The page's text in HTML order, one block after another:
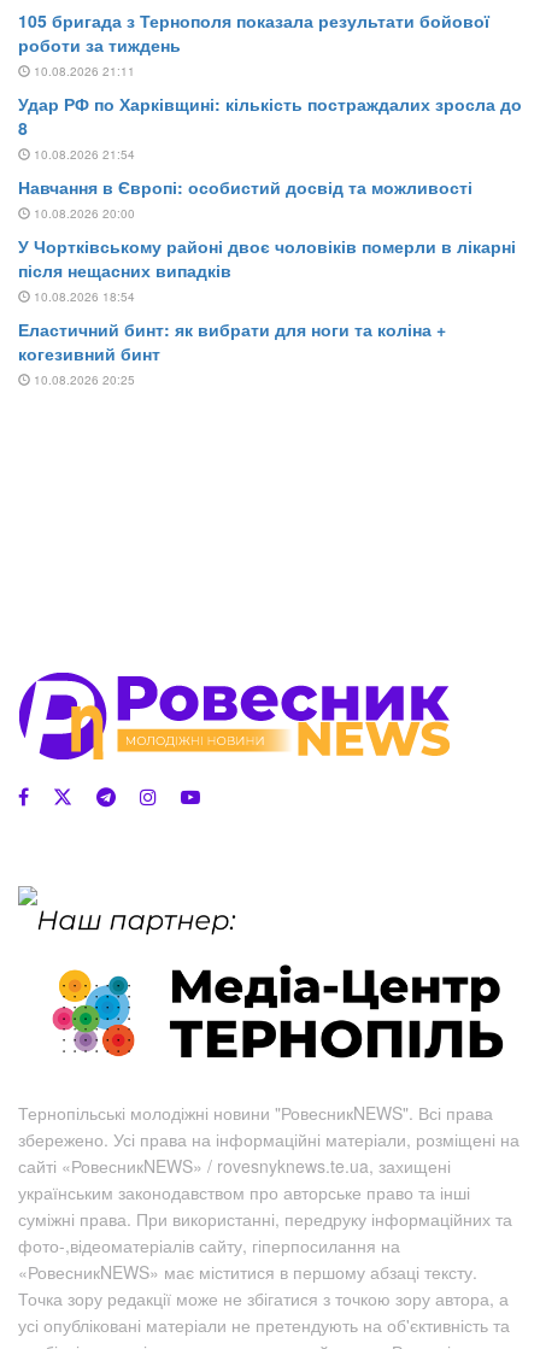
Тернопільські молодіжні новини "РовесникNEWS". Всі права
збережено. Усі права на інформаційні матеріали, розміщені на
сайті «РовесникNEWS» / rovesnyknews.te.ua, захищені
українським законодавством про авторське право та інші
суміжні права. При використанні, передруку інформаційних та
фото-,відеоматеріалів сайту, гіперпосилання на
«РовесникNEWS» має міститися в першому абзаці тексту.
Точка зору редакції може не збігатися з точкою зору автора, а
усі опубліковані матеріали не претендують на об'єктивність та